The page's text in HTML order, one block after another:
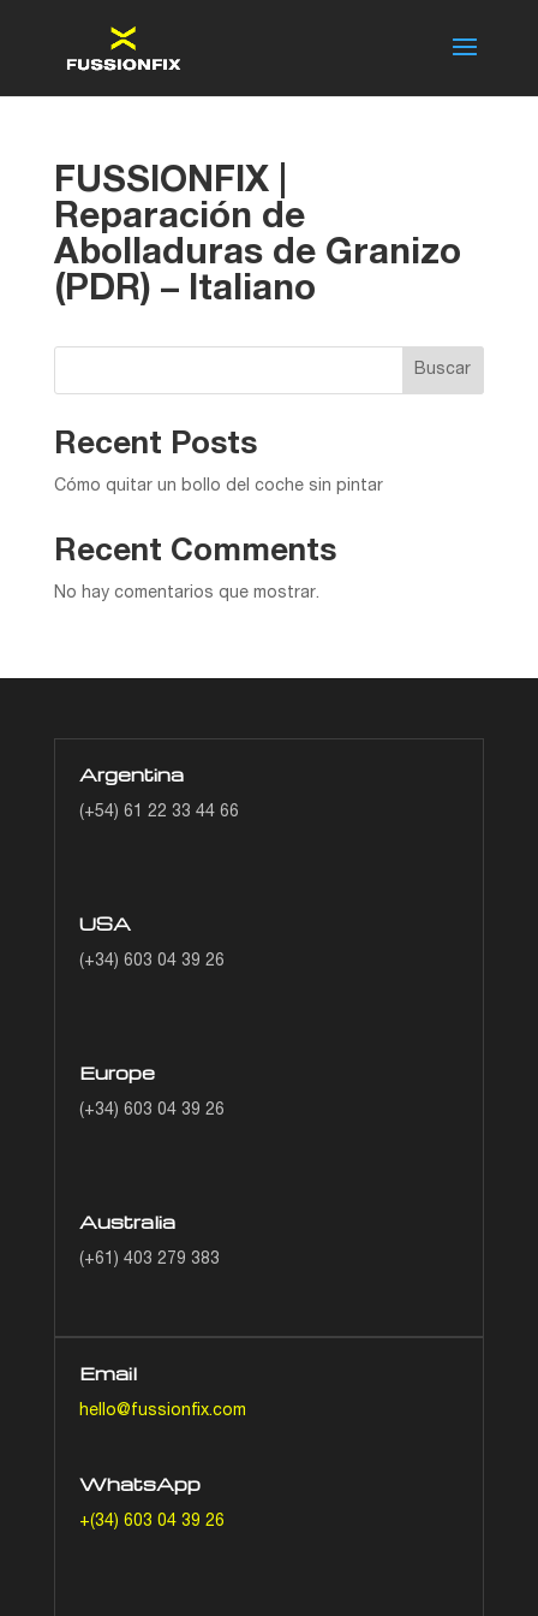
FUSSIONFIX |
Reparación de
Abolladuras de Granizo
(PDR) – Italiano
Buscar
Recent Posts
Cómo quitar un bollo del coche sin pintar
Recent Comments
No hay comentarios que mostrar.
Argentina
(+54) 61 22 33 44 66
USA
(+34) 603 04 39 26
Europe
(+34) 603 04 39 26
Australia
(+61) 403 279 383
Email
hello@fussionfix.com
WhatsApp
+(34) 603 04 39 26